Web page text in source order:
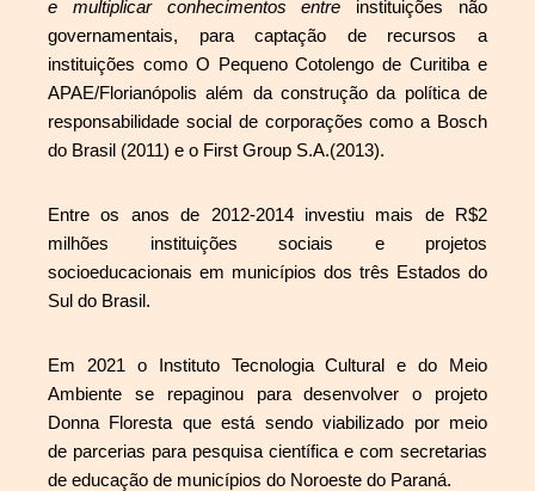
e multiplicar conhecimentos entre instituições não
governamentais, para captação de recursos a
instituições como O Pequeno Cotolengo de Curitiba e
APAE/Florianópolis além da construção da política de
responsabilidade social de corporações como a Bosch
do Brasil (2011) e o First Group S.A.(2013).
Entre os anos de 2012-2014 investiu mais de R$2
milhões instituições sociais e projetos
socioeducacionais em municípios dos três Estados do
Sul do Brasil.
Em 2021 o Instituto Tecnologia Cultural e do Meio
Ambiente se repaginou para desenvolver o projeto
Donna Floresta que está sendo viabilizado por meio
de parcerias para pesquisa científica e com secretarias
de educação de municípios do Noroeste do Paraná.